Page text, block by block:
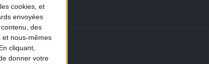
cookies, et
envoyées
des
et nous-mêmes
cliquant,
donner votre